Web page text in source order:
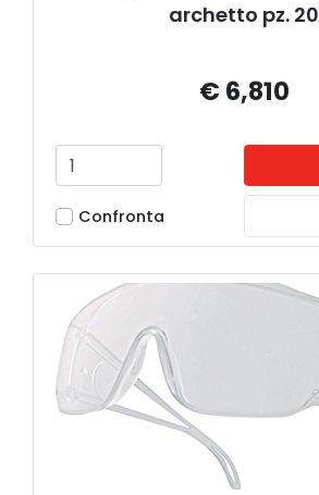
archetto pz. 20
€ 6,810
Confronta